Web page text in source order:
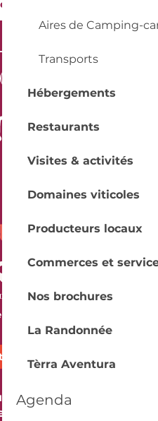
Aires de Camping-
Transports
Hébergements
Restaurants
Visites & activités
Domaines viticoles
Producteurs locaux
Commerces et
Nos brochures
La Randonnée
Tèrra Aventura
Agenda
Quai Cyrano
!
venir ?